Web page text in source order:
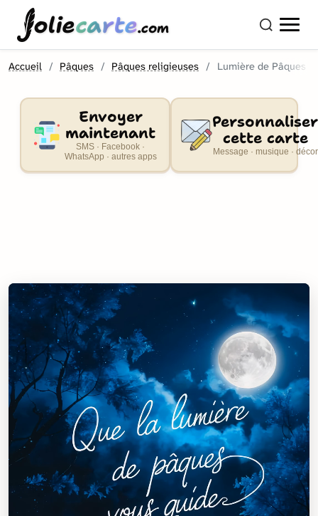
oliecarte.com
Accueil Pâques Pâques religieuses Lumière de Pâques
Envoyer
maintenant
SMS · Facebook ·
WhatsApp · autres apps
Personnaliser
cette carte
Message · musique · décor